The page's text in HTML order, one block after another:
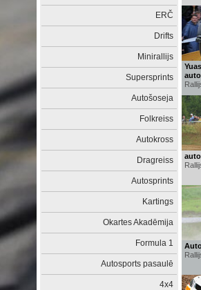
ERČ
Drifts
Minirallijs
Supersprints
Autošoseja
Folkreiss
Autokross
Dragreiss
Autosprints
Kartings
Okartes Akadēmija
Formula 1
Autosports pasaulē
4x4